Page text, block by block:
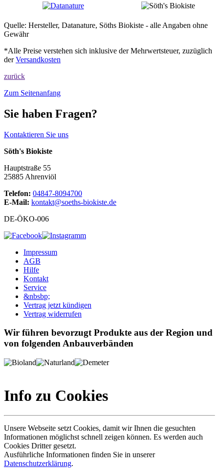
Quelle: Hersteller, Datanature, Söths Biokiste - alle Angaben ohne
Gewähr
*Alle Preise verstehen sich inklusive der Mehrwertsteuer, zuzüglich
derVersandkosten
zurück
Zum Seitenanfang
Sie haben Fragen?
Kontaktieren Sie uns
Söth's Biokiste
Hauptstraße 55
25885 Ahrenviöl
Telefon: 04847-8094700
E-Mail: kontakt@soeths-biokiste.de
DE-ÖKO-006
Impressum
AGB
Hilfe
Kontakt
Service
&nbsbp;
Vertrag jetzt kündigen
Vertrag widerrufen
Wir führen bevorzugt Produkte aus der Region und
von folgenden Anbauverbänden
Info zu Cookies
Unsere Webseite setzt Cookies, damit wir Ihnen die gesuchten
Informationen möglichst schnell zeigen können. Es werden auch
Cookies Dritter gesetzt.
Ausführliche Informationen finden Sie in unserer
Datenschutzerklärung.